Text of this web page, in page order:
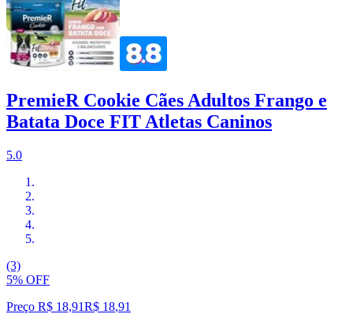
PremieR Cookie Cães Adultos Frango e
Batata Doce FIT Atletas Caninos
5.0
(3)
5% OFF
Preço R$ 18,91R$ 18,91